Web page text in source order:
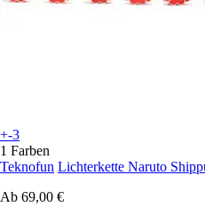
+-3
1 Farben
Teknofun Lichterkette Naruto
Ab 69,00 €